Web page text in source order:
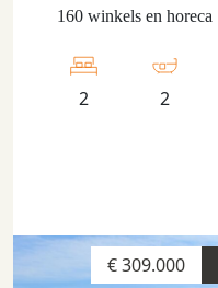
160 winkels en horeca
2 2
€ 309.000